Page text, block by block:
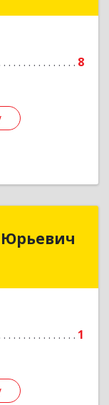
8
Подробнее
Юрьевич
1
Ноябрьск г,